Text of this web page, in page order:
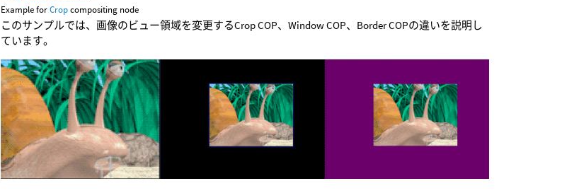
Example forCropcompositing node
このサンプルでは、画像のビュー領域を変更するCrop COP、Window COP、Border COPの違いを説明し
ています。